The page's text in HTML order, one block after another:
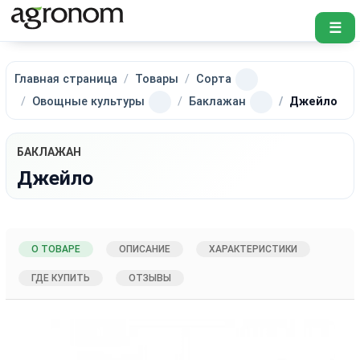
☰
Главная страница Товары
Сорта
Овощные культуры
Баклажан Джейло
БАКЛАЖАН
Джейло
О ТОВАРЕ ОПИСАНИЕ ХАРАКТЕРИСТИКИ
ГДЕ КУПИТЬ ОТЗЫВЫ